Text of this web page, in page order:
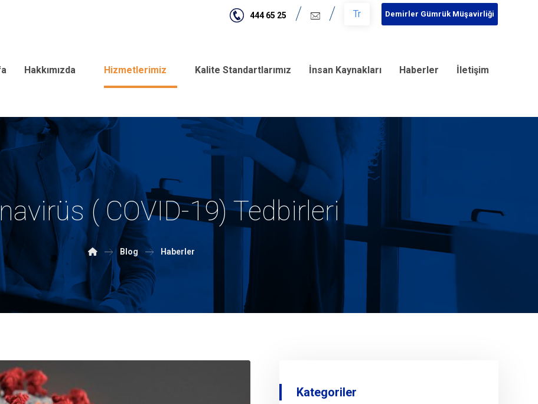
Demirler Gümrük Müşavirliği
Tr
444 65 25
Hakkımızda Hizmetlerimiz Kalite Standartlarımız İnsan Kaynakları Haberler İletişim
( COVID-19) Tedbirleri
Blog Haberler
Kategoriler